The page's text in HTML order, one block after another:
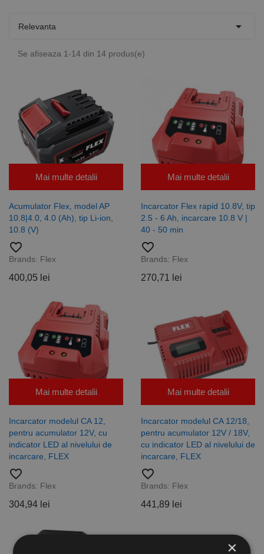
Relevanta 
Se afiseaza 1-14 din 14 produs(e)
Mai multe detalii
Acumulator Flex, model AP
10.8|4.0, 4.0 (Ah), tip Li-ion,
10.8 (V)
favorite_border
Brands: Flex
400,05 lei
Mai multe detalii
Incarcator Flex rapid 10.8V, tip
2.5 - 6 Ah, incarcare 10.8 V |
40 - 50 min
favorite_border
Brands: Flex
270,71 lei
Mai multe detalii
Incarcator modelul CA 12,
pentru acumulator 12V, cu
indicator LED al nivelului de
incarcare, FLEX
favorite_border
Brands: Flex
304,94 lei
Mai multe detalii
Incarcator modelul CA 12/18,
pentru acumulator 12V / 18V,
cu indicator LED al nivelului de
incarcare, FLEX
favorite_border
Brands: Flex
441,89 lei
×